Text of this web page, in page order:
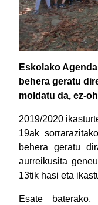
Eskolako
behera geratu
moldatu da, ez-
2019/2020
19ak
behera geratu
aurreikusita
13tik hasi eta
Esate